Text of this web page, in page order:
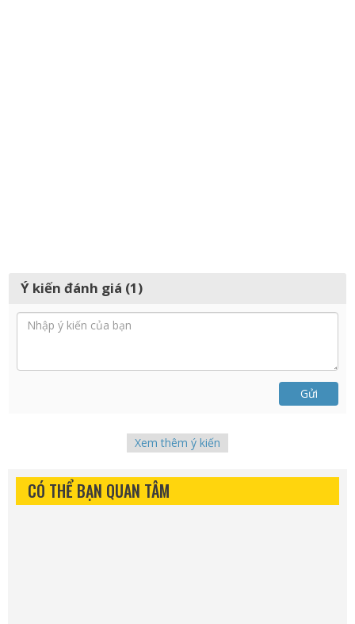
Ý kiến đánh giá (1)
Gửi
Xem thêm ý kiến
CÓ THỂ BẠN QUAN TÂM